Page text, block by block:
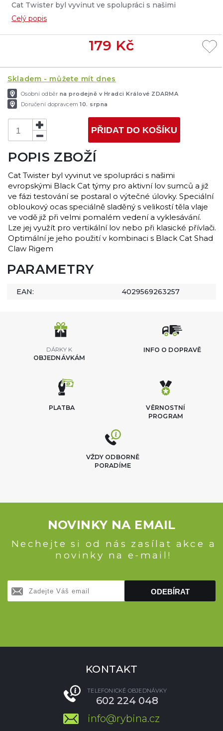
Cat Twister byl vyvinut ve spolupráci s našimi
evropskými Black Cat týmy pro aktivní lov sumců a již ve
fázi testování se postaral o výtečné úlovky....
Celý popis
179 Kč
Skladem - můžete mít dnes
Osobní odběr na prodejně v Hradci Králové ZDARMA
Doručení dopravcem10. srpna
PŘIDAT DO KOŠÍKU
POPIS ZBOŽÍ
Cat Twister byl vyvinut ve spolupráci s našimi
evropskými Black Cat týmy pro aktivní lov sumců a již
ve fázi testování se postaral o výtečné úlovky. Speciální
obloukový ocas speciálně sladěný s velikostí těla vlaje
ve vodě již při velmi pomalém vedení a vyklesávání.
Lze jej využít pro vertikální lov nebo při klasické přívlači.
Optimální je jeho použití v kombinaci s Black Cat Shad
Claw Rigem
PARAMETRY
EAN: 4029569263257
DÁRKY K
OBJEDNÁVKÁM
INFO O DOPRAVĚ
VĚRNOSTNÍ
PROGRAM
PLATBA
VŽDY ODBORNĚ
PORADÍME
NOVINKY NA EMAIL
Nechejte si od nás zasílat akce a
novinky na e-mail!
ODEBÍRAT
KONTAKT
TELEFONICKÉ OBJEDNÁVKY
602 224 048
info@rybina.cz